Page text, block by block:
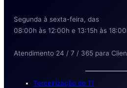
Segunda à sexta-feira, das
08:00h às 12:00h e 13:15h às
Atendimento 24 / 7 / 365 para
Terceirização de TI